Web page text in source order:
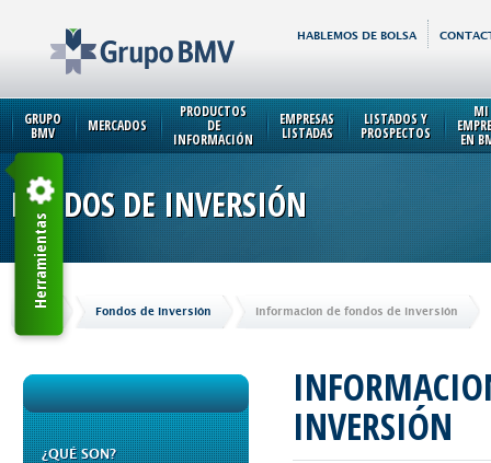
HABLEMOS DE BOLSA
GRUPO
BMV MERCADOS
PRODUCTOS
DE
INFORMACIÓN
EMPRESAS
LISTADAS
LISTADOS Y
PROSPECTOS
MI
EN
FONDOS DE INVERSIÓN
Inicio Fondos de Inversión Informacion de fondos de inversión
¿QUÉ SON?
INVERSIÓN
Herramientas